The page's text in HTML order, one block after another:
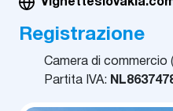
Registrazione
Camera di commercio
Partita IVA: